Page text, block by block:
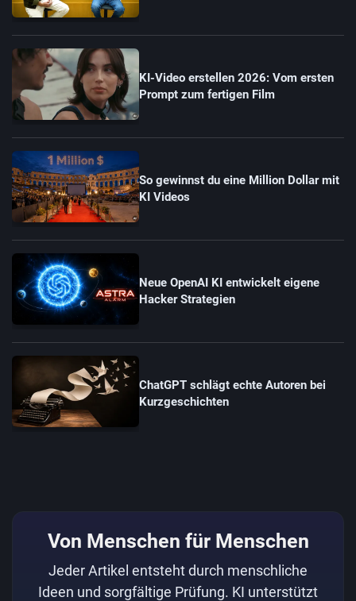
KI-Video erstellen 2026: Vom ersten
Prompt zum fertigen Film
So gewinnst du eine Million Dollar mit
KI Videos
Neue OpenAI KI entwickelt eigene
Hacker Strategien
ChatGPT schlägt echte Autoren bei
Kurzgeschichten
Von Menschen für Menschen
Jeder Artikel entsteht durch menschliche
Ideen und sorgfältige Prüfung. KI unterstützt